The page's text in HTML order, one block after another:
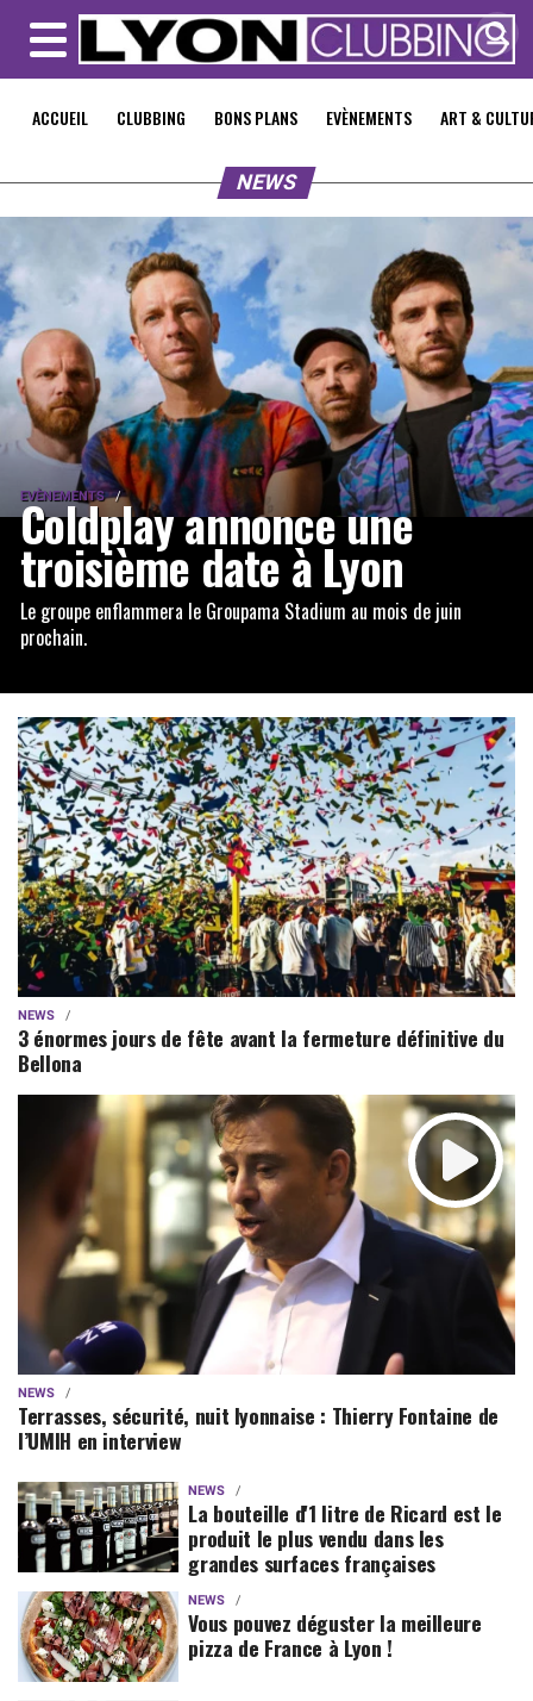
MENU
ACCUEIL CLUBBING BONS PLANS EVÈNEMENTS ART &
NEWS
EVÈNEMENTS
Coldplay annonce une
troisième date à Lyon
Le groupe enflammera le Groupama Stadium au mois de juin
prochain.
NEWS
3 énormes jours de fête avant la fermeture définitive du
Bellona
NEWS
Terrasses, sécurité, nuit lyonnaise : Thierry Fontaine de
l’UMIH en interview
NEWS
La bouteille d'1 litre de Ricard est le
produit le plus vendu dans les
grandes surfaces françaises
NEWS
Vous pouvez déguster la meilleure
pizza de France à Lyon !